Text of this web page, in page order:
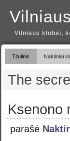
Vilniaus klubai,
Titulinis Naktiniai
The
Ksenono
parašė